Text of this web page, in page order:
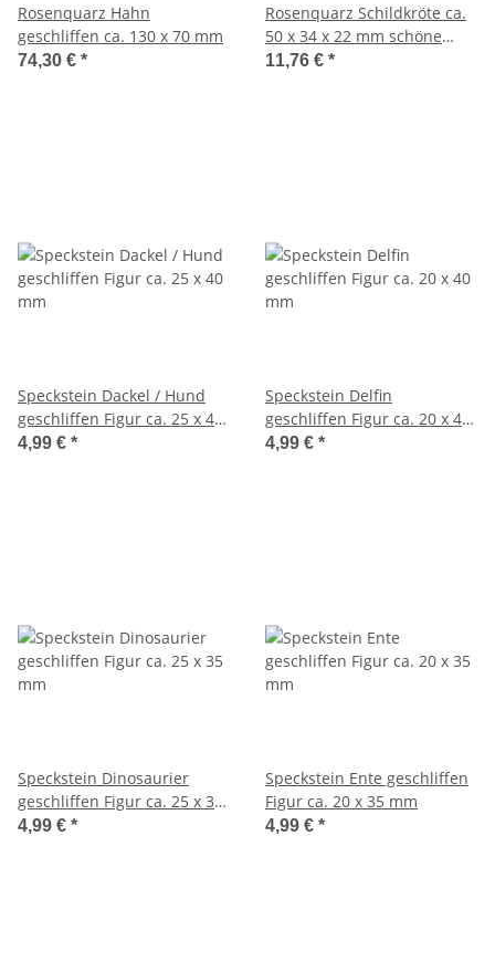
Rosenquarz Hahn
geschliffen ca. 130 x 70 mm
74,30 € *
Rosenquarz Schildkröte ca.
50 x 34 x 22 mm schöne
Deko Figur und
11,76 € *
Speckstein Dackel / Hund
geschliffen Figur ca. 25 x 40
mm
4,99 € *
Speckstein Delfin
geschliffen Figur ca. 20 x 40
mm
4,99 € *
Speckstein Dinosaurier
geschliffen Figur ca. 25 x 35
mm
4,99 € *
Speckstein Ente geschliffen
Figur ca. 20 x 35 mm
4,99 € *